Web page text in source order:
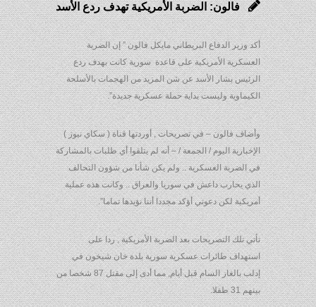
فالون: الضربة الأمريكية تهدف ردع الأسد
أكد وزير الدفاع البريطاني مايكل فالون ” إن الضربة
العسكرية الأمريكية على قاعدة سورية كانت بهدف ردع
الرئيس بشار الأسد عن شن المزيد من الهجمات بالأسلحة
الكيماوية وليست بداية حملة عسكرية جديدة”.
وأضاف فالون – في تصريحات , أوردتها قناة ( سكاي نيوز )
الإخبارية اليوم / الجمعة / – أنه لم يتلقوا أي طلبات بالمشاركة
في الضربة العسكرية .. ولم يكن شأنا من شؤون التحالف
الذي يحارب داعش في سوريا والعراق .. وكانت هذه عملية
أمريكية لكن دعوني أؤكد مجددا أننا نؤيدها تماما”.
تأتي تلك التصريحات بعد الضربة الأمريكية , ردا على
استهداف طائرات عسكرية سورية بلدة خان شيخون في
إدلب بالغاز السام قبل أيام, مما أدى إلى مقتل 87 شخصا من
بينهم 31 طفلا.